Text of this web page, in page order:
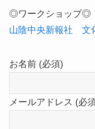
◎ワークショップ◎
山陰中央新報社 文
お名前 (必須)
メールアドレス (必